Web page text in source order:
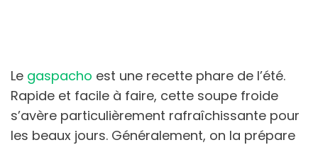
Le gaspacho est une recette phare de l’été.
Rapide et facile à faire, cette soupe froide
s’avère particulièrement rafraîchissante pour
les beaux jours. Généralement, on la prépare